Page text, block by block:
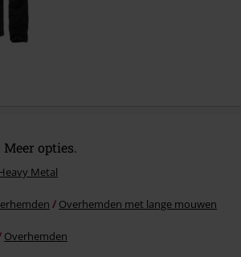
opties.
Metal
Overhemden met lange mouwen
Overhemden